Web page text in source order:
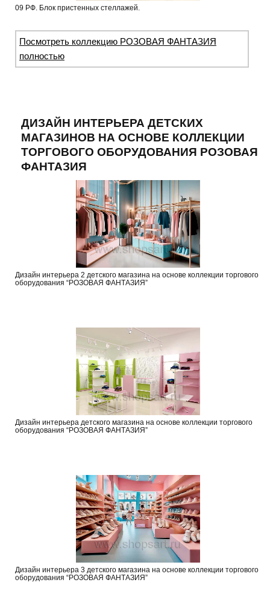
09 РФ. Блок пристенных стеллажей.
Посмотреть коллекцию РОЗОВАЯ ФАНТАЗИЯ
полностью
ДИЗАЙН ИНТЕРЬЕРА ДЕТСКИХ
МАГАЗИНОВ НА ОСНОВЕ КОЛЛЕКЦИИ
ТОРГОВОГО ОБОРУДОВАНИЯ РОЗОВАЯ
ФАНТАЗИЯ
Дизайн интерьера 2 детского магазина на основе коллекции торгового
оборудования “РОЗОВАЯ ФАНТАЗИЯ”
Дизайн интерьера детского магазина на основе коллекции торгового
оборудования “РОЗОВАЯ ФАНТАЗИЯ”
Дизайн интерьера 3 детского магазина на основе коллекции торгового
оборудования “РОЗОВАЯ ФАНТАЗИЯ”